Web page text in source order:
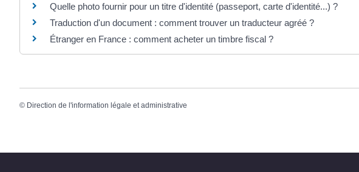
Quelle photo fournir pour un titre d'identité (passeport, carte d'identité...) ?
Traduction d'un document : comment trouver un traducteur agréé ?
Étranger en France : comment acheter un timbre fiscal ?
© Direction de l'information légale et administrative